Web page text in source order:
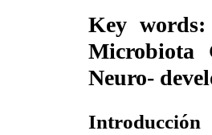
Key words:
Microbiota
Neuro-
Introducción